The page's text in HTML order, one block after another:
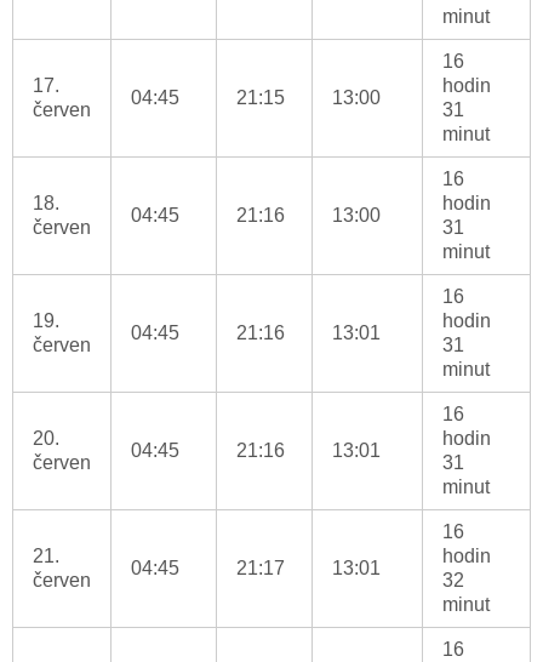
minut
17.
červen
04:45 21:15 13:00
16
hodin
31
minut
18.
červen
04:45 21:16 13:00
16
hodin
31
minut
19.
červen
04:45 21:16 13:01
16
hodin
31
minut
20.
červen
04:45 21:16 13:01
16
hodin
31
minut
21.
červen
04:45 21:17 13:01
16
hodin
32
minut
16